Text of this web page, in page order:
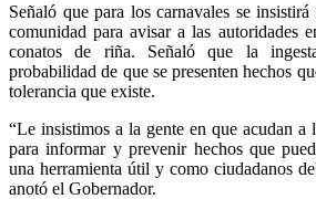
Señaló que para los carnavales se
comunidad para avisar a las autoridades
conatos de riña. Señaló que la
probabilidad de que se presenten hechos
tolerancia que existe.
“Le insistimos a la gente en que acudan
para informar y prevenir hechos que
una herramienta útil y como ciudadanos
anotó el Gobernador.